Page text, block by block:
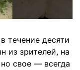
течение десяти
из зрителей, на
свое — всегда